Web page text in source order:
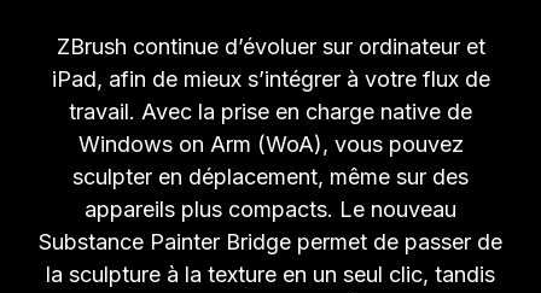
ZBrush continue d’évoluer sur ordinateur et
iPad, afin de mieux s’intégrer à votre flux de
travail. Avec la prise en charge native de
Windows on Arm (WoA), vous pouvez
sculpter en déplacement, même sur des
appareils plus compacts. Le nouveau
Substance Painter Bridge permet de passer de
la sculpture à la texture en un seul clic, tandis